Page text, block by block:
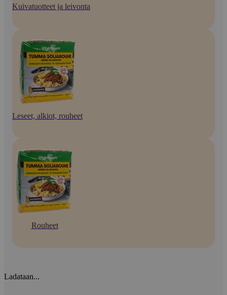
Kuivatuotteet ja leivonta
Leseet, alkiot, rouheet
Rouheet
Ladataan...